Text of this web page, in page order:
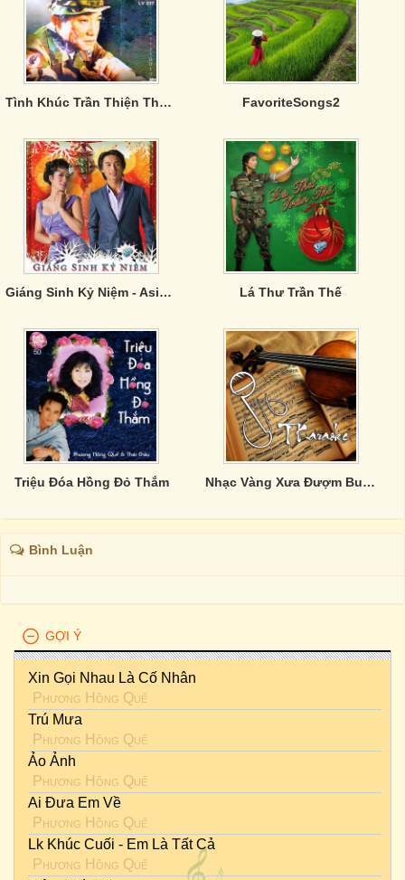
Tình Khúc Trần Thiện Thanh - CD3 FavoriteSongs2
Giáng Sinh Kỷ Niệm - Asia CD 325 Lá Thư Trần Thế
Triệu Đóa Hồng Đỏ Thắm Nhạc Vàng Xưa Đượm Buồn
Bình Luận
GỢI Ý
Xin Gọi Nhau Là Cố Nhân
Phương Hồng Quế
Trú Mưa
Phương Hồng Quế
Ảo Ảnh
Phương Hồng Quế
Ai Đưa Em Về
Phương Hồng Quế
Lk Khúc Cuối - Em Là Tất Cả
Phương Hồng Quế